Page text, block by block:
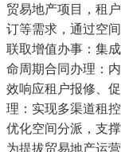
贸易地产项目，租
订等需求，通过空
联取增值办事：集
命周期合同办理：
效响应租户报修、
理：实现多渠道租
优化空间分派，支
为提拔贸易地产运